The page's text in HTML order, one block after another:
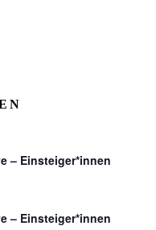
– Einsteiger*innen
– Einsteiger*innen